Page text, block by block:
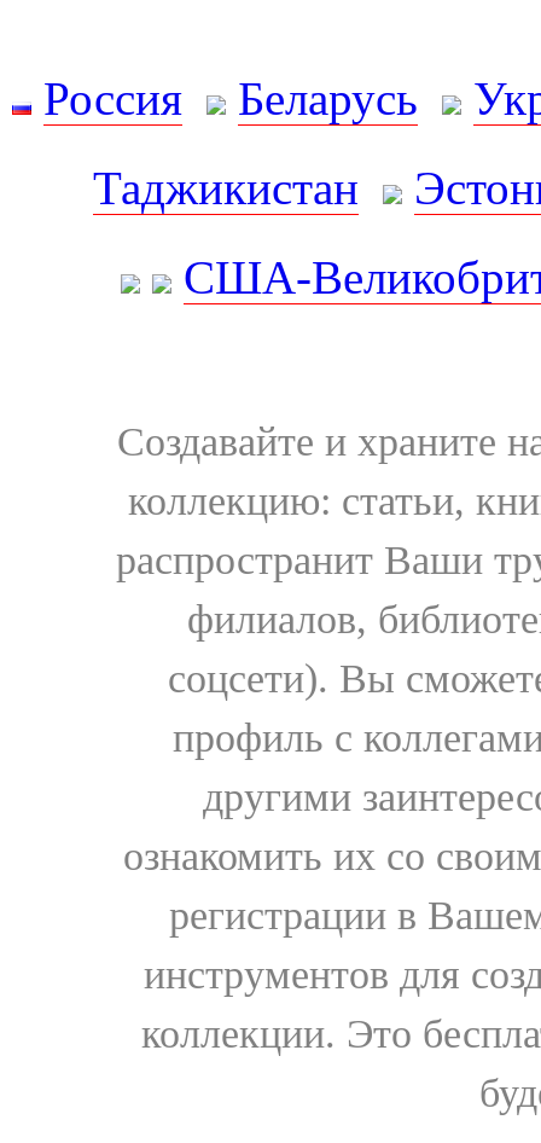
Россия Беларусь
Таджикистан
США-
Создавайте и храните
коллекцию: статьи,
распространит Ваши
филиалов,
соцсети). Вы
профиль с
другими
ознакомить их со
регистрации в
инструментов для
коллекции. Это